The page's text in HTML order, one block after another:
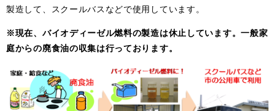
製造して、スクールバスなどで使用しています。
※現在、バイオディーゼル燃料の製造は休止しています。一般家
庭からの廃食油の収集は行っております。